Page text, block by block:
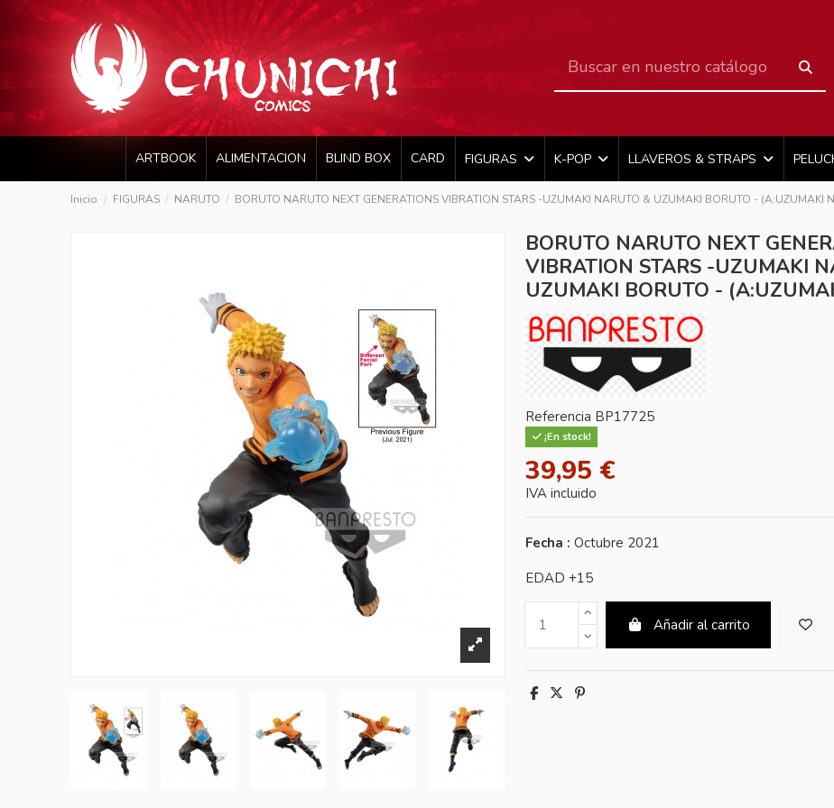
ARTBOOK ALIMENTACION BLIND BOX CARD FIGURAS K-POP LLAVEROS & STRAPS
Inicio FIGURAS NARUTO BORUTO NARUTO NEXT GENERATIONS VIBRATION STARS -UZUMAKI NARUTO & UZUMAKI BORUTO - (A:UZUMAKI
BORUTO NARUTO NEXT
VIBRATION STARS -UZUMAKI
UZUMAKI BORUTO -
Referencia BP17725
¡En stock!
39,95 €
IVA incluido
Fecha : Octubre 2021
EDAD +15
Añadir al carrito